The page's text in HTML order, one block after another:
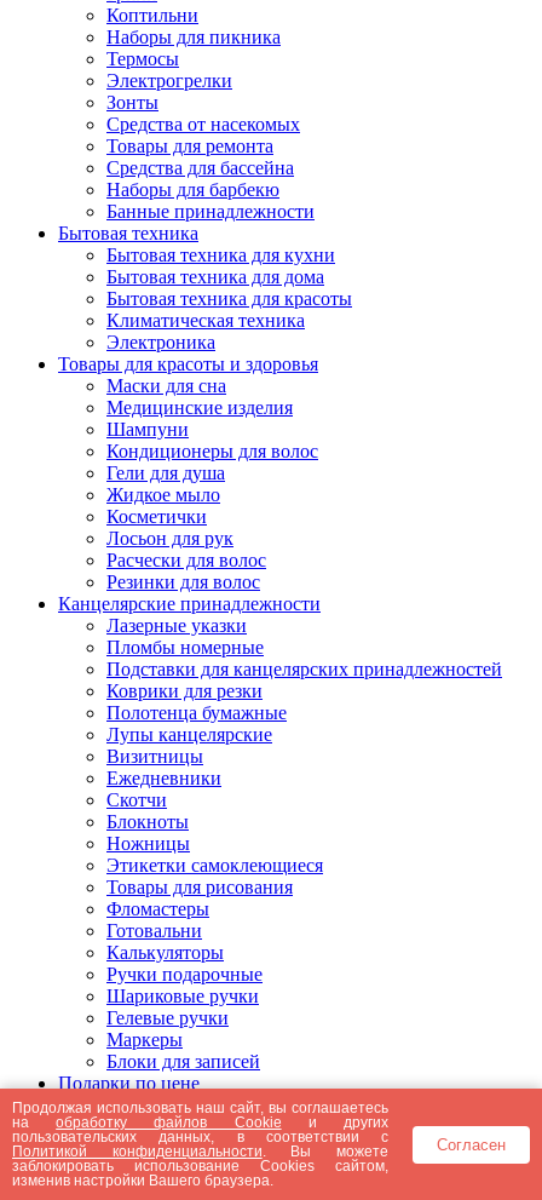
Коптильни
Наборы для пикника
Термосы
Электрогрелки
Зонты
Средства от насекомых
Товары для ремонта
Средства для бассейна
Наборы для барбекю
Банные принадлежности
Бытовая техника
Бытовая техника для кухни
Бытовая техника для дома
Бытовая техника для красоты
Климатическая техника
Электроника
Товары для красоты и здоровья
Маски для сна
Медицинские изделия
Шампуни
Кондиционеры для волос
Гели для душа
Жидкое мыло
Косметички
Лосьон для рук
Расчески для волос
Резинки для волос
Канцелярские принадлежности
Лазерные указки
Пломбы номерные
Подставки для канцелярских принадлежностей
Коврики для резки
Полотенца бумажные
Лупы канцелярские
Визитницы
Ежедневники
Скотчи
Блокноты
Ножницы
Этикетки самоклеющиеся
Товары для рисования
Фломастеры
Готовальни
Калькуляторы
Ручки подарочные
Шариковые ручки
Гелевые ручки
Маркеры
Блоки для записей
Подарки по цене
Подарки от 5000 рублей
Подарки до 5000 рублей
Подарки до 3000 рублей
Подарки до 2000 рублей
Подарки до 1000 рублей
Продолжая использовать наш сайт, вы соглашаетесь
наобработку файлов Cookie и других
пользовательских данных, в соответствии с
Политикой конфиденциальности . Вы можете
заблокировать использование Cookies сайтом,
изменив настройки Вашего браузера.
Согласен